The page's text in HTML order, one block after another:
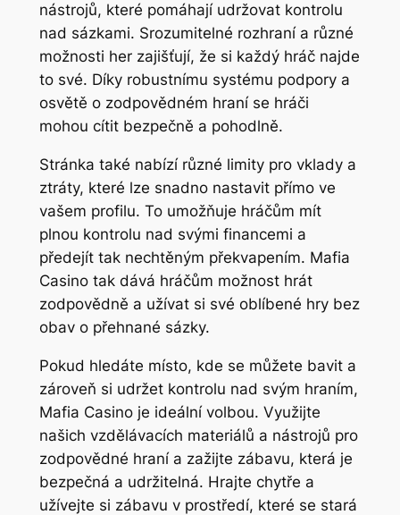
nástrojů, které pomáhají udržovat kontrolu
nad sázkami. Srozumitelné rozhraní a různé
možnosti her zajišťují, že si každý hráč najde
to své. Díky robustnímu systému podpory a
osvětě o zodpovědném hraní se hráči
mohou cítit bezpečně a pohodlně.
Stránka také nabízí různé limity pro vklady a
ztráty, které lze snadno nastavit přímo ve
vašem profilu. To umožňuje hráčům mít
plnou kontrolu nad svými financemi a
předejít tak nechtěným překvapením. Mafia
Casino tak dává hráčům možnost hrát
zodpovědně a užívat si své oblíbené hry bez
obav o přehnané sázky.
Pokud hledáte místo, kde se můžete bavit a
zároveň si udržet kontrolu nad svým hraním,
Mafia Casino je ideální volbou. Využijte
našich vzdělávacích materiálů a nástrojů pro
zodpovědné hraní a zažijte zábavu, která je
bezpečná a udržitelná. Hrajte chytře a
užívejte si zábavu v prostředí, které se stará